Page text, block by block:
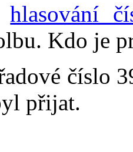
hlasování
Kdo je
číslo
přijat.